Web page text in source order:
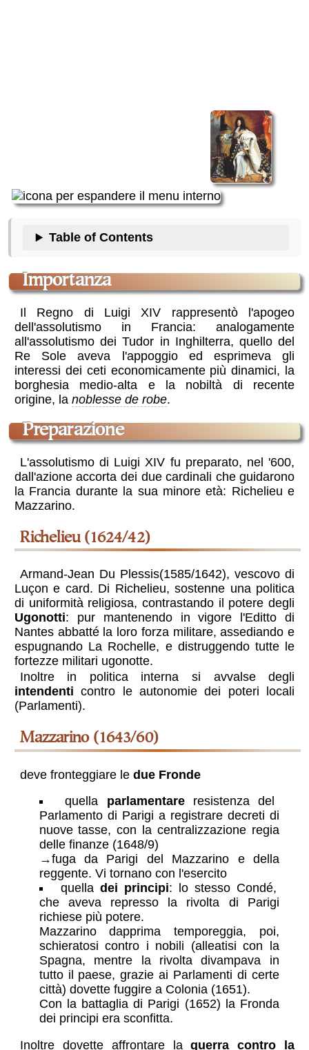
Table of Contents
importanza
Il Regno di Luigi XIV rappresentò l'apogeo
dell'assolutismo in Francia: analogamente
all'assolutismo dei Tudor in Inghilterra, quello del
Re Sole aveva l'appoggio ed esprimeva gli
interessi dei ceti economicamente più dinamici, la
borghesia medio-alta e la nobiltà di recente
origine, la noblesse de robe.
preparazione
L'assolutismo di Luigi XIV fu preparato, nel '600,
dall'azione accorta dei due cardinali che guidarono
la Francia durante la sua minore età: Richelieu e
Mazzarino.
Richelieu (1624/42)
Armand-Jean Du Plessis(1585/1642), vescovo di
Luçon e card. Di Richelieu, sostenne una politica
di uniformità religiosa, contrastando il potere degli
Ugonotti: pur mantenendo in vigore l'Editto di
Nantes abbatté la loro forza militare, assediando e
espugnando La Rochelle, e distruggendo tutte le
fortezze militari ugonotte.
Inoltre in politica interna si avvalse degli
intendenti contro le autonomie dei poteri locali
(Parlamenti).
Mazzarino (1643/60)
deve fronteggiare le due Fronde
quella parlamentareresistenza del
Parlamento di Parigi a registrare decreti di
nuove tasse, con la centralizzazione regia
delle finanze (1648/9)
→fuga da Parigi del Mazzarino e della
reggente. Vi tornano con l'esercito
quelladei principi: lo stesso Condé,
che aveva represso la rivolta di Parigi
richiese più potere.
Mazzarino dapprima temporeggia, poi,
schieratosi contro i nobili (alleatisi con la
Spagna, mentre la rivolta divampava in
tutto il paese, grazie ai Parlamenti di certe
città) dovette fuggire a Colonia (1651).
Con la battaglia di Parigi (1652) la Fronda
dei principi era sconfitta.
Inoltre dovette affrontare laguerra contro la